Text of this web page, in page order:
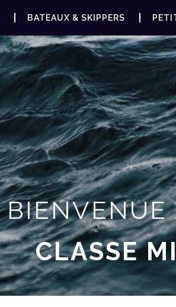
BATEAUX & SKIPPERS
BIENVENUE
CLASSE